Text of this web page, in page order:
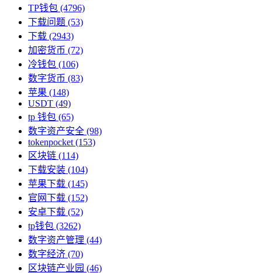
TP钱包 (4796)
下载问题 (53)
下载 (2943)
加密货币 (72)
冷钱包 (106)
数字货币 (83)
苹果 (148)
USDT (49)
tp 钱包 (65)
数字资产安全 (98)
tokenpocket (153)
区块链 (114)
下载安装 (104)
苹果下载 (145)
官网下载 (152)
安卓下载 (52)
tp钱包 (3262)
数字资产管理 (44)
数字经济 (70)
区块链产业园 (46)